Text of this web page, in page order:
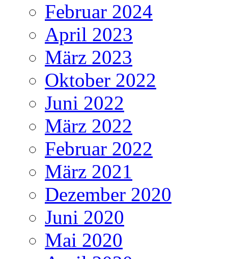
Februar 2024
April 2023
März 2023
Oktober 2022
Juni 2022
März 2022
Februar 2022
März 2021
Dezember 2020
Juni 2020
Mai 2020